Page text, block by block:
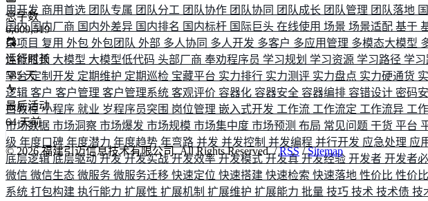
用开发 商用首选 团队专属 团队分工 团队协作 团队协同 团队成长 团队管理 团队落地
国内国内厂商 国内外差异 国内排名 国内标杆 国际巨头 在线使用 场景 场景适配 基于
杂项目 复用 外包 外包团队 外部 多人协同 多人开发 多客户 多应用管理 多模态大模型
性能瓶颈 大模型 大模型低代码 头部厂商 奉劝程序员 学习规划 学习资源 学习路径 学
平台定制开发 定期维护 定期巡检 宝藏平台 实力排行 实力测评 实力盘点 实力硬通货
逻辑 客户 客户管理 客户管理系统 客观评价 容器化 容器安全 容器编排 容错设计 密码
白教程小程序 就业 岁程序员突围 岗位管理 嵌入式开发 工作流 工作流定 工作流异 工
市场数据 市场洞察 市场爆发 市场规模 市场集中度 市场预测 布局 常见问题 干货 平台
级 年度口碑 年度潜力 年度趋势 年弯路 并发 并发控制 并发编程 并行开发 应急处理 应
底层逻辑底层驱动开发开发实战开发效率开发模式开发真开发经验 开发者 开发者
微信 微信生态 微服务 微服务迁移 快速定位 快速搭建 快速检索 快速落地 性价比 性价
系统 打包构建 执行能力 扩展性 扩展机制 扩展维护 扩展能力 批量 技巧 技术 技术债 技
总字数
6,609,519
运行时长
585 天
最后活动
64 天前
©2026福建引迈信息技术有限公司. All Rights Reserved. /RSS/Sitemap